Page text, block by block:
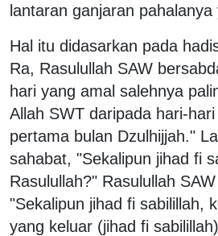
lantaran ganjaran
Hal itu didasarkan pada
Ra, Rasulullah SAW
hari yang amal salehnya
Allah SWT daripada hari-
pertama bulan Dzulhijjah."
sahabat, "Sekalipun jihad fi
Rasulullah?" Rasulullah
"Sekalipun jihad fi sabilillah,
yang keluar (jihad fi